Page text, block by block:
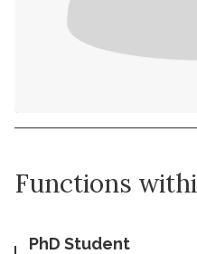
Functions
PhD Student